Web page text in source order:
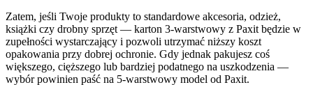
Zatem, jeśli Twoje produkty to standardowe akcesoria, odzież,
książki czy drobny sprzęt — karton 3-warstwowy z Paxit będzie w
zupełności wystarczający i pozwoli utrzymać niższy koszt
opakowania przy dobrej ochronie. Gdy jednak pakujesz coś
większego, cięższego lub bardziej podatnego na uszkodzenia —
wybór powinien paść na 5-warstwowy model od Paxit.